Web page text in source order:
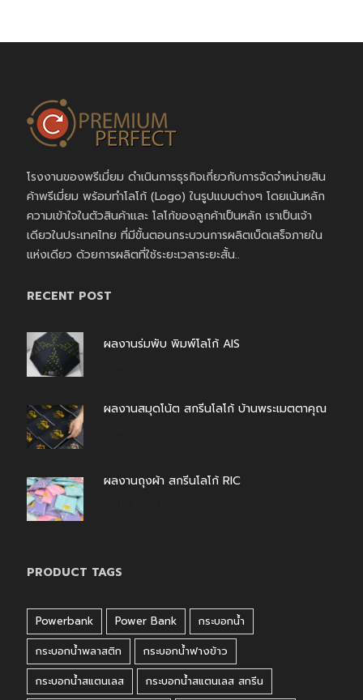
โรงงานของพรีเมี่ยม ดำเนินการธุรกิจเกี่ยวกับการจัดจำหน่ายสิน
ค้าพรีเมี่ยม พร้อมทำโลโก้ (Logo) ในรูปแบบต่างๆ โดยเน้นหลัก
ความเข้าใจในตัวสินค้าและ โลโก้ของลูกค้าเป็นหลัก เราเป็นเจ้า
เดียวในประเทศไทย ที่มีขั้นตอนกระบวนการผลิตเบ็ดเสร็จภายใน
แห่งเดียว ด้วยการผลิตที่ใช้ระยะเวลาระยะสั้น..
RECENT POST
ผลงานร่มพับ พิมพ์โลโก้ AIS
ผลงานสมุดโน้ต สกรีนโลโก้ บ้านพระเมตตาคุณ
ผลงานถุงผ้า สกรีนโลโก้ RIC
PRODUCT TAGS
Powerbank Power Bank
กระบอกน้ำ
กระบอกน้ำพลาสติก
กระบอกน้ำฟางข้าว
กระบอกน้ำสแตนเลส
กระบอกน้ำสแตนเลส สกรีน